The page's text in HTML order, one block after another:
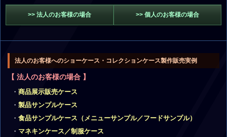
>> 法人のお客様の場合 >> 個人のお客様の場合
法人のお客様へのショーケース・コレクションケース製作販売実例
【 法人のお客様の場合 】
商品展示販売ケース
製品サンプルケース
食品サンプルケース（メニューサンプル／フードサンプル）
マネキンケース／制服ケース